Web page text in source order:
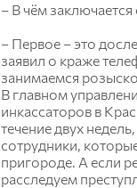
– В чём
– Первое – это
заявил о краже
занимаемся
В главном
инкассаторов в
течение двух
сотрудники,
пригороде. А если
расследуем